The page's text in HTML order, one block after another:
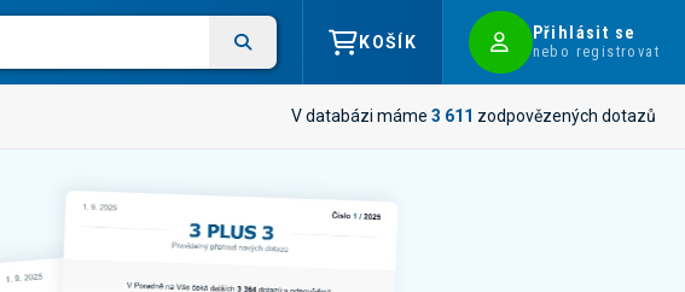
KOŠÍK Přihlásit se
nebo registrovat
V databázi máme 3 611 zodpovězených dotazů